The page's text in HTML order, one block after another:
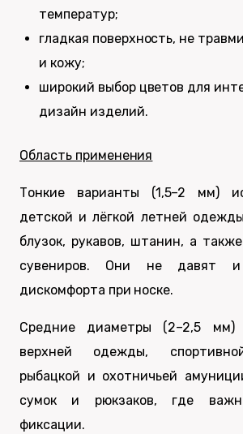
температур;
гладкая поверхность, не
и кожу;
широкий выбор цветов для
дизайн изделий.
Область применения
Тонкие варианты (1,5–2 мм)
детской и лёгкой летней
блузок, рукавов, штанин, а
сувениров. Они не давят
дискомфорта при носке.
Средние диаметры (2–2,5 мм)
верхней одежды,
рыбацкой и охотничьей
сумок и рюкзаков, где
фиксации.